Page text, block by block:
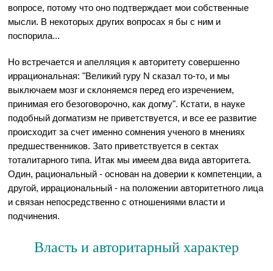
вопросе, потому что оно подтверждает мои собственные
мысли. В некоторых других вопросах я бы с ним и
поспорила...
Но встречается и апелляция к авторитету совершенно
иррациональная: "Великий гуру N сказал то-то, и мы
выключаем мозг и склоняемся перед его изречением,
принимая его безоговорочно, как догму". Кстати, в науке
подобный догматизм не приветствуется, и все ее развитие
происходит за счет именно сомнения ученого в мнениях
предшественников. Зато приветствуется в сектах
тоталитарного типа. Итак мы имеем два вида авторитета.
Один, рациональный - основан на доверии к компетенции, а
другой, иррациональный - на положении авторитетного лица
и связан непосредственно с отношениями власти и
подчинения.
Власть и авторитарный характер